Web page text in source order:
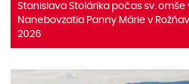
Stanislava Stolárika počas sv. omše
Nanebovzatia Panny Márie v
2026